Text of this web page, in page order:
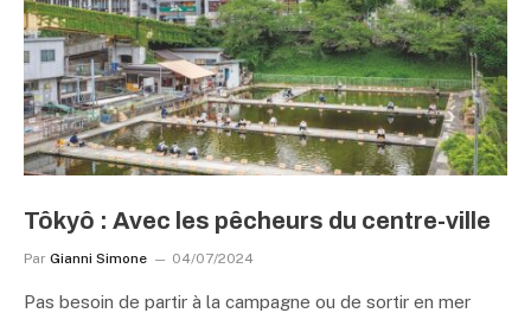
Tôkyô : Avec les pêcheurs du centre-ville
Par Gianni Simone 04/07/2024
Pas besoin de partir à la campagne ou de sortir en mer